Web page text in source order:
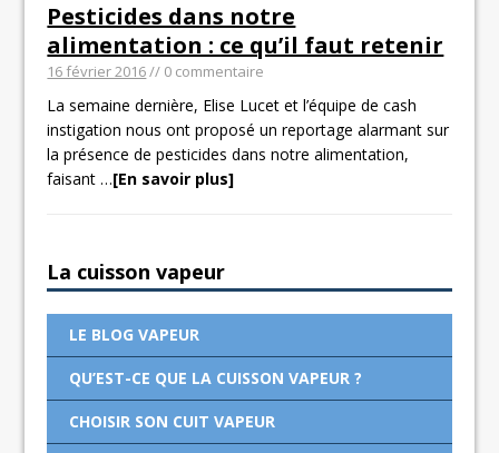
Pesticides dans notre
alimentation : ce qu’il faut retenir
16 février 2016// 0 commentaire
La semaine dernière, Elise Lucet et l’équipe de cash
instigation nous ont proposé un reportage alarmant sur
la présence de pesticides dans notre alimentation,
faisant…[En savoir plus]
La cuisson vapeur
LE BLOG VAPEUR
QU’EST-CE QUE LA CUISSON VAPEUR ?
CHOISIR SON CUIT VAPEUR